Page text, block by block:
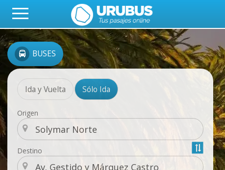
BUSES
Ida y Vuelta Sólo Ida
Origen
Destino